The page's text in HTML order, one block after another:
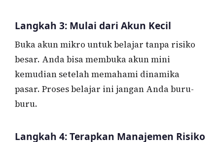
Langkah 3: Mulai dari Akun Kecil
Buka akun mikro untuk belajar tanpa risiko
besar. Anda bisa membuka akun mini
kemudian setelah memahami dinamika
pasar. Proses belajar ini jangan Anda buru-
buru.
Langkah 4: Terapkan Manajemen Risiko